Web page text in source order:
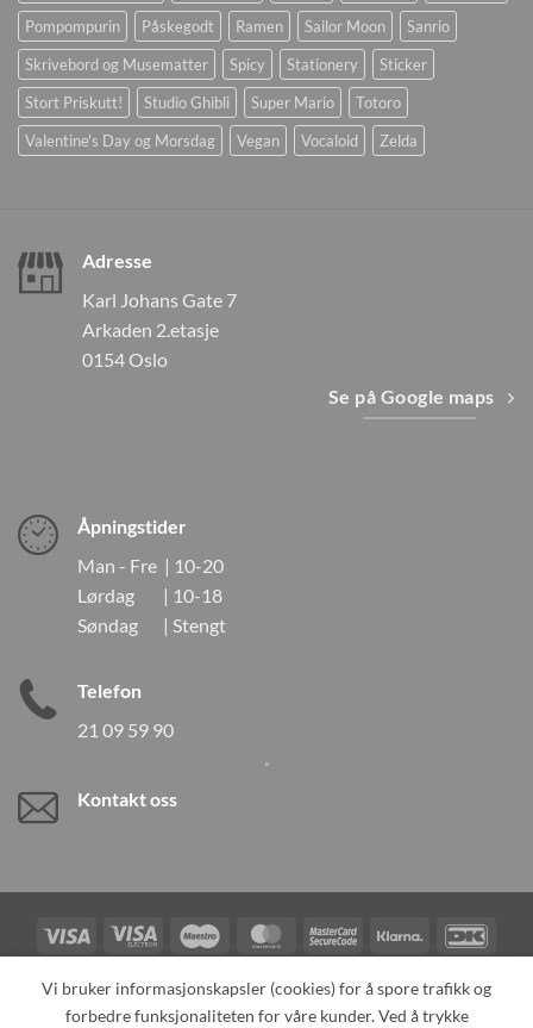
Pompompurin
Påskegodt Ramen Sailor Moon
Sanrio
Skrivebord og Musematter
Spicy Stationery
Sticker
Stort Priskutt!
Studio Ghibli Super Mario
Totoro
Valentine's Day og Morsdag
Vegan Vocaloid Zelda
Adresse
Karl Johans Gate 7
Arkaden 2.etasje
0154 Oslo
Se på Google maps
Åpningstider
Man - Fre | 10-20
Lørdag | 10-18
Søndag | Stengt
Telefon
21 09 59 90
Kontakt oss
Visa
Visa
Electron
Maestro MasterCardMasterCard
2
Klarna
Card
TILBAKEKALLINGER KONTAKT OSS OM OSS
Vi bruker informasjonskapsler (cookies) for å spore trafikk og
forbedre funksjonaliteten for våre kunder. Ved å trykke